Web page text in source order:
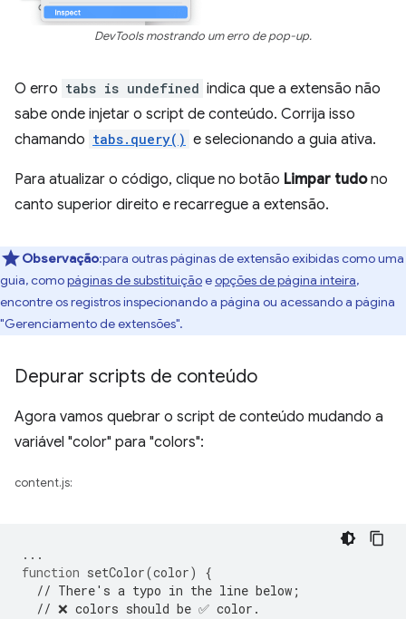
DevTools mostrando um erro de pop-up.
O erro tabs is undefined indica que a extensão não
sabe onde injetar o script de conteúdo. Corrija isso
chamando tabs.query() e selecionando a guia ativa.
Para atualizar o código, clique no botão Limpar tudono
canto superior direito e recarregue a extensão.
Observação:para outras páginas de extensão exibidas como uma
guia, comopáginas de substituiçãoeopções de página inteira,
encontre os registros inspecionando a página ou acessando a página
"Gerenciamento de extensões".
Depurar scripts de conteúdo
Agora vamos quebrar o script de conteúdo mudando a
variável "color" para "colors":
content.js:
...
function setColor(color)
{
// There's a typo in the line below;
// ❌ colors should be ✅ color.